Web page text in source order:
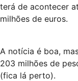
terá de acontecer
milhões de euros.
A notícia é boa,
203 milhões de
(fica lá perto).